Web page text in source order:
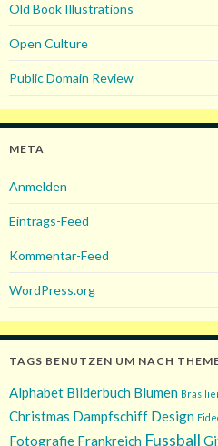
Old Book Illustrations
Open Culture
Public Domain Review
META
Anmelden
Eintrags-Feed
Kommentar-Feed
WordPress.org
TAGS BENUTZEN UM NACH
Alphabet Bilderbuch Blumen
Christmas Dampfschiff Design
Fotografie Frankreich Fussball